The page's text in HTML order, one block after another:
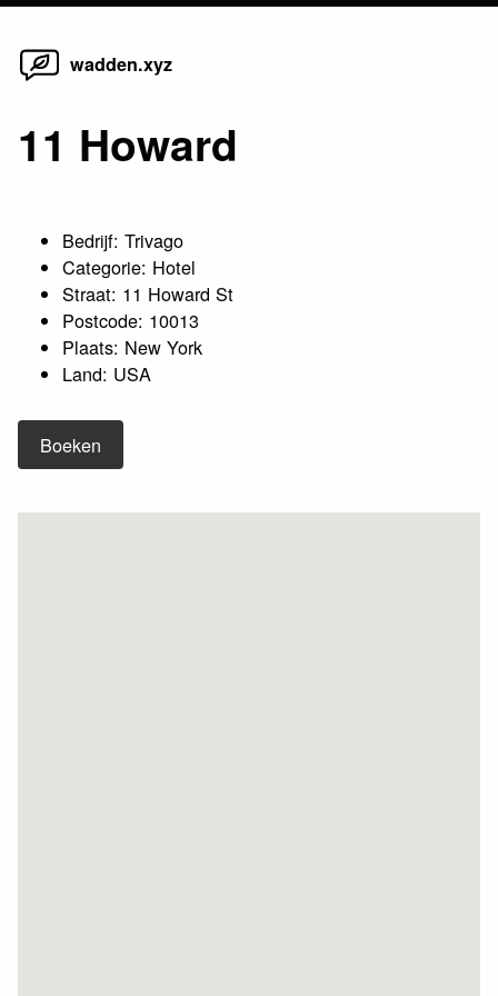
Skip
wadden.xyz
11 Howard
Bedrijf: Trivago
Categorie: Hotel
Straat: 11 Howard St
Postcode: 10013
Plaats: New York
Land: USA
Boeken